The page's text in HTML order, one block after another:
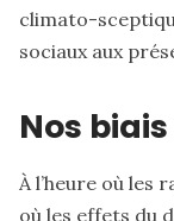
climato-
sociaux aux
Nos
À l’heure où les
où les effets du